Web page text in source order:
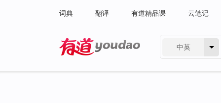
词典 翻译 有道精品课 云笔记
中英